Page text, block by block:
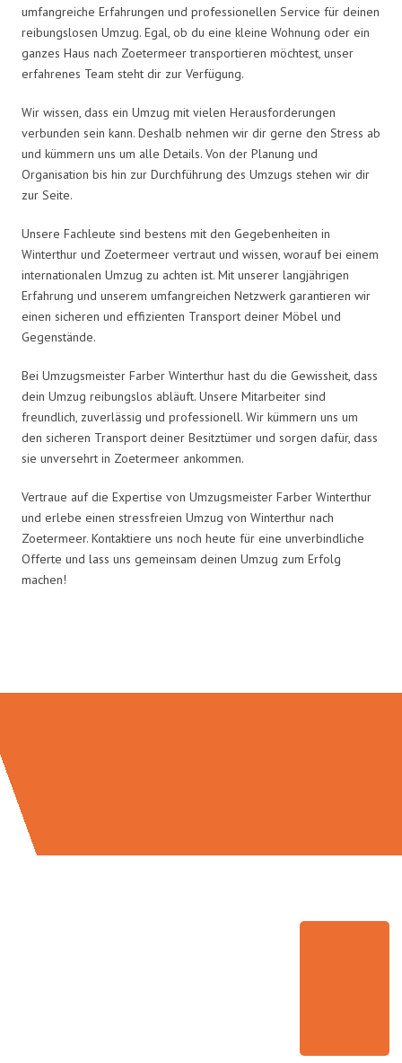
umfangreiche Erfahrungen und professionellen Service für deinen
reibungslosen Umzug. Egal, ob du eine kleine Wohnung oder ein
ganzes Haus nach Zoetermeer transportieren möchtest, unser
erfahrenes Team steht dir zur Verfügung.
Wir wissen, dass ein Umzug mit vielen Herausforderungen
verbunden sein kann. Deshalb nehmen wir dir gerne den Stress ab
und kümmern uns um alle Details. Von der Planung und
Organisation bis hin zur Durchführung des Umzugs stehen wir dir
zur Seite.
Unsere Fachleute sind bestens mit den Gegebenheiten in
Winterthur und Zoetermeer vertraut und wissen, worauf bei einem
internationalen Umzug zu achten ist. Mit unserer langjährigen
Erfahrung und unserem umfangreichen Netzwerk garantieren wir
einen sicheren und effizienten Transport deiner Möbel und
Gegenstände.
Bei Umzugsmeister Farber Winterthur hast du die Gewissheit, dass
dein Umzug reibungslos abläuft. Unsere Mitarbeiter sind
freundlich, zuverlässig und professionell. Wir kümmern uns um
den sicheren Transport deiner Besitztümer und sorgen dafür, dass
sie unversehrt in Zoetermeer ankommen.
Vertraue auf die Expertise von Umzugsmeister Farber Winterthur
und erlebe einen stressfreien Umzug von Winterthur nach
Zoetermeer. Kontaktiere uns noch heute für eine unverbindliche
Offerte und lass uns gemeinsam deinen Umzug zum Erfolg
machen!